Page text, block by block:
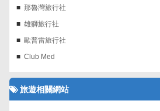
那魯灣旅行社
雄獅旅行社
歐普雷旅行社
Club Med
旅遊相關網站